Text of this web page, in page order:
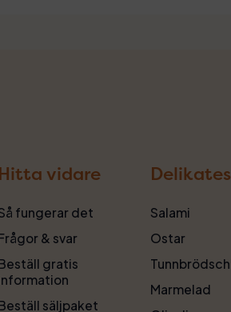
Hitta vidare
fungerar det
& svar
gratis
säljpaket
Salami
Ostar
Marmelad